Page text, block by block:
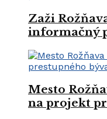
Zaži
informačný
Mesto
na projekt